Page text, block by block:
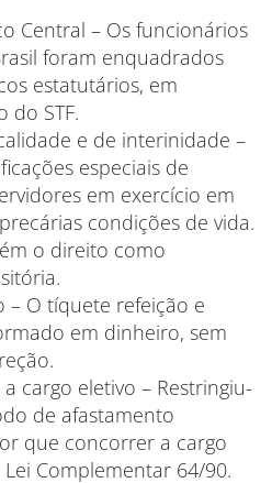
Central – Os funcionários
foram enquadrados
estatutários, em
do STF.
e de interinidade –
especiais de
em exercício em
condições de vida.
o direito como
– O tíquete refeição e
em dinheiro, sem
cargo eletivo – Restringiu-
de afastamento
que concorrer a cargo
Complementar 64/90.